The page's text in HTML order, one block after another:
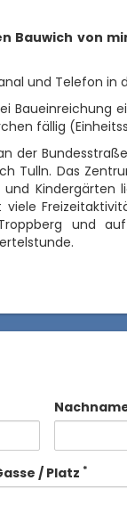
Bauwich von
und Telefon in
Baueinreichung
fällig
der
Tulln. Das
und
und
/ Platz *